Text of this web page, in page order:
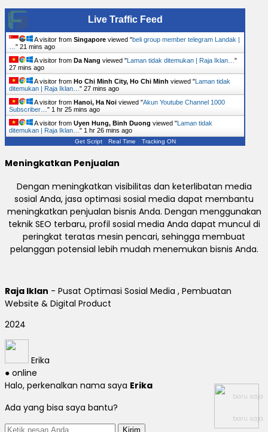
Live Traffic Feed
A visitor from Singapore viewed "beli group member telegram Landak |
" 21 mins ago
A visitor from Da Nang viewed "Laman tidak ditemukan | Raja Iklan… "
27 mins ago
A visitor from Ho Chi Minh City, Ho Chi Minh viewed "Laman tidak
ditemukan | Raja Iklan… " 27 mins ago
A visitor from Hanoi, Ha Noi viewed "Akun Youtube Channel 1000
Subscriber… " 1 hr 25 mins ago
A visitor from Uyen Hung, Binh Duong viewed "Laman tidak
ditemukan | Raja Iklan… " 1 hr 26 mins ago
Get Script Real Time Tracking ON
Meningkatkan Penjualan
Dengan meningkatkan visibilitas dan keterlibatan media
sosial Anda, jasa optimasi sosial media dapat membantu
meningkatkan penjualan bisnis Anda. Dengan menggunakan
teknik SEO terbaru, profil sosial media Anda dapat muncul di
peringkat teratas mesin pencari, sehingga membuat
pelanggan potensial lebih mudah menemukan bisnis Anda.
Raja Iklan - Pusat Optimasi Sosial Media , Pembuatan
Website & Digital Product
2024
Erika
● online
Halo, perkenalkan nama saya Erika
baru saja
Ada yang bisa saya bantu?
baru saja
Kirim